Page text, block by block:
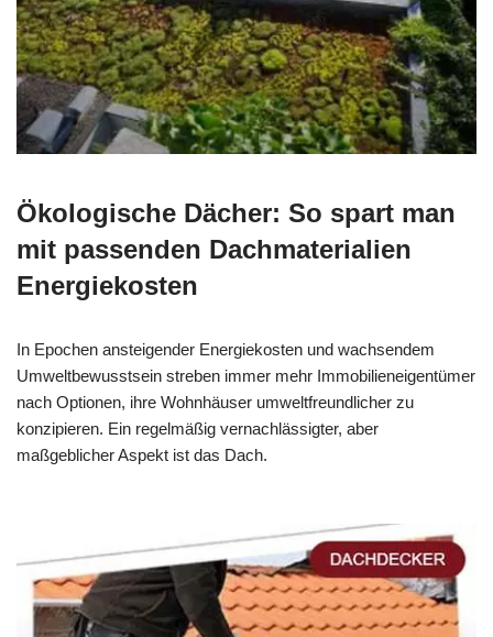
Ökologische Dächer: So spart man
mit passenden Dachmaterialien
Energiekosten
In Epochen ansteigender Energiekosten und wachsendem
Umweltbewusstsein streben immer mehr Immobilieneigentümer
nach Optionen, ihre Wohnhäuser umweltfreundlicher zu
konzipieren. Ein regelmäßig vernachlässigter, aber
maßgeblicher Aspekt ist das Dach.